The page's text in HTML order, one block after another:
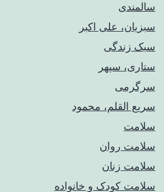
سالمندی
سبزیان، علی اکبر
سبک زندگی
ستاری، سپهر
سرگرمی
سریع القلم، محمود
سلامت
سلامت روان
سلامت زنان
سلامت کودک‌ و خانواده